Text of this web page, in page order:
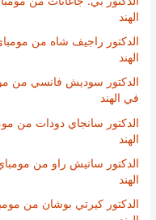
الهند
الدكتور راجيف شاه من
الهند
الدكتور سوديش فانسي من
في الهند
الدكتور سانجاي دودات من
الهند
الدكتور ساتيش راو من
الهند
الدكتور كيرتي بوشان من